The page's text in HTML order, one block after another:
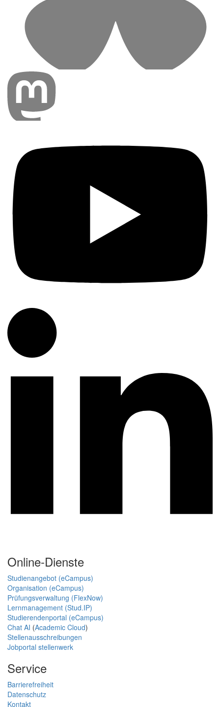
Online-Dienste
Studienangebot (eCampus)
Organisation (eCampus)
Prüfungsverwaltung (FlexNow)
Lernmanagement (Stud.IP)
Studierendenportal (eCampus)
Chat AI (Academic Cloud)
Stellenausschreibungen
Jobportal stellenwerk
Service
Barrierefreiheit
Datenschutz
Kontakt